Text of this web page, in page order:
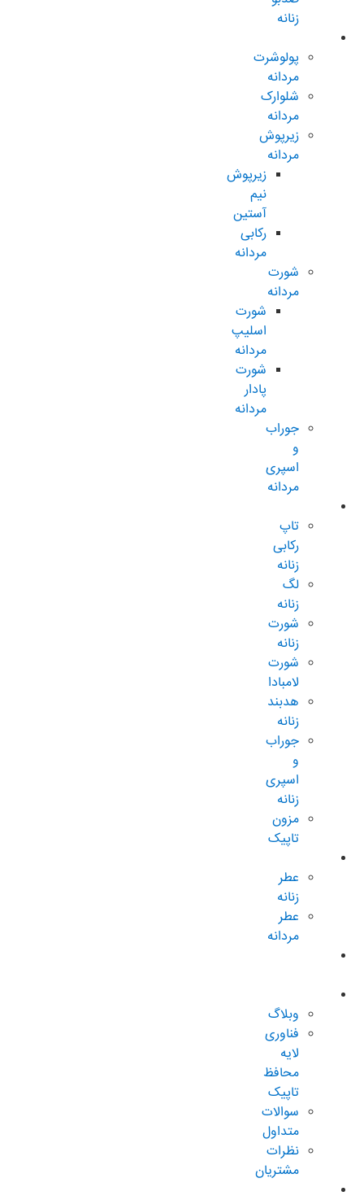
زنانه
پولوشرت
مردانه
شلوارک
مردانه
زیرپوش
مردانه
زیرپوش
نیم
آستین
رکابی
مردانه
شورت
مردانه
شورت
اسلیپ
مردانه
شورت
پادار
مردانه
جوراب
و
اسپری
مردانه
تاپ
رکابی
زنانه
لگ
زنانه
شورت
زنانه
شورت
لامبادا
هدبند
زنانه
جوراب
و
اسپری
زنانه
مزون
تاپیک
عطر
زنانه
عطر
مردانه
وبلاگ
فناوری
لایه
محافظ
تاپیک
سوالات
متداول
نظرات
مشتریان